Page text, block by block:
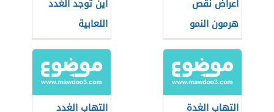
أعراض نقص
هرمون النمو
أين توجد الغدد
اللعابية
التهاب الغدة
التهاب الغدد